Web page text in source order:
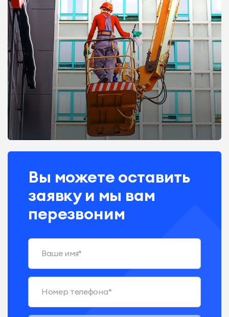
Преимущества
работы с нами
Вы можете оставить
заявку и мы вам
перезвоним
Ваше имя*
Номер телефона*